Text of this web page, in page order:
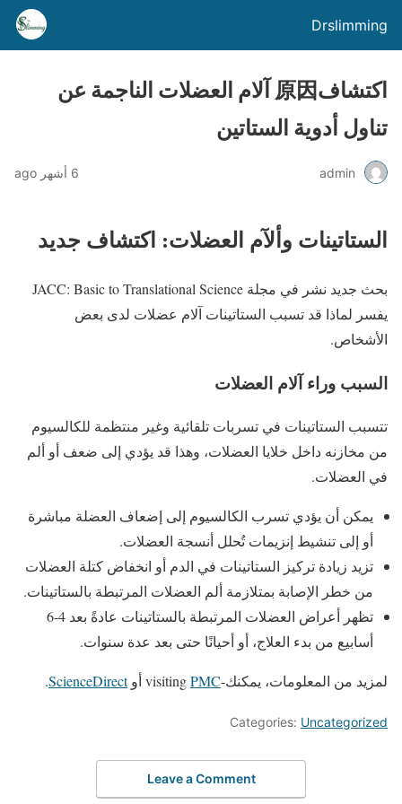
Drslimming
اكتشاف原因 آلام العضلات الناجمة عن
تناول أدوية الستاتين
admin 6 أشهر ago
الستاتينات وألآم العضلات: اكتشاف جديد
بحث جديد نشر في مجلة JACC: Basic to Translational Science
يفسر لماذا قد تسبب الستاتينات آلام عضلات لدى بعض
الأشخاص.
السبب وراء آلام العضلات
تتسبب الستاتينات في تسربات تلقائية وغير منتظمة للكالسيوم
من مخازنه داخل خلايا العضلات، وهذا قد يؤدي إلى ضعف أو ألم
في العضلات.
يمكن أن يؤدي تسرب الكالسيوم إلى إضعاف العضلة مباشرة
أو إلى تنشيط إنزيمات تُحلل أنسجة العضلات.
تزيد زيادة تركيز الستاتينات في الدم أو انخفاض كتلة العضلات
من خطر الإصابة بمتلازمة ألم العضلات المرتبطة بالستاتينات.
تظهر أعراض العضلات المرتبطة بالستاتينات عادةً بعد 4-6
أسابيع من بدء العلاج، أو أحيانًا حتى بعد عدة سنوات.
لمزيد من المعلومات، يمكنك-visitingPMC أوScienceDirect
.
Categories: Uncategorized
Leave a Comment